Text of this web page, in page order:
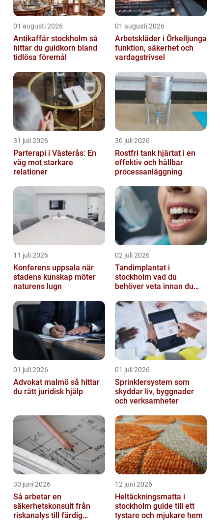
01 augusti 2026
Antikaffär stockholm så
hittar du guldkorn bland
tidlösa föremål
01 augusti 2026
Arbetskläder i Örkelljunga
funktion, säkerhet och
vardagstrivsel
31 juli 2026
Parterapi i Västerås: En
väg mot starkare
relationer
30 juli 2026
Rostfri tank hjärtat i en
effektiv och hållbar
processanläggning
11 juli 2026
Konferens uppsala när
stadens kunskap möter
naturens lugn
02 juli 2026
Tandimplantat i
stockholm vad du
behöver veta innan du
01 juli 2026
Advokat malmö så hittar
du rätt juridisk hjälp
01 juli 2026
Sprinklersystem som
skyddar liv, byggnader
och verksamheter
30 juni 2026
Så arbetar en
säkerhetskonsult från
riskanalys till färdig
12 juni 2026
Heltäckningsmatta i
stockholm guide till ett
tystare och mjukare hem